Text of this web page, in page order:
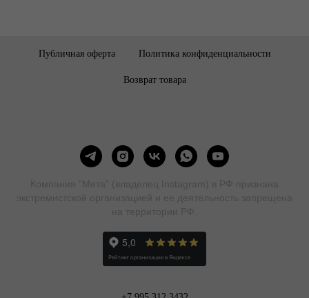
Публичная оферта Политика конфиденциальности
Возврат товара
Компания "Мета" (владелец Instagram) в РФ признана
экстремистской организацией и ее деятельность запрещена
на территории РФ.